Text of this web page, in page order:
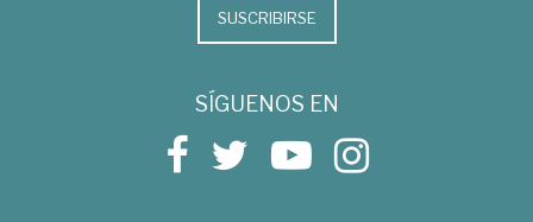
SUSCRIBIRSE
SÍGUENOS EN